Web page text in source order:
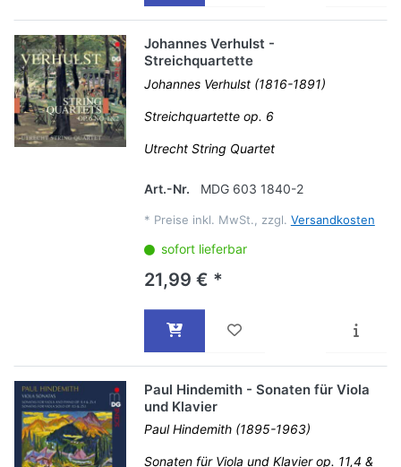
Johannes Verhulst -
Streichquartette
Johannes Verhulst (1816-1891)
Streichquartette op. 6
Utrecht String Quartet
Art.-Nr. MDG 603 1840-2
* Preise inkl. MwSt., zzgl. Versandkosten
sofort lieferbar
21,99 € *
Paul Hindemith - Sonaten für Viola
und Klavier
Paul Hindemith (1895-1963)
Sonaten für Viola und Klavier op. 11,4 &